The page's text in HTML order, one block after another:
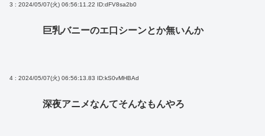
3 : 2024/05/07(火) 06:56:11.22 ID:dFV8sa2b0
巨乳バニーのエ口シーンとか無いんか
4 : 2024/05/07(火) 06:56:13.83 ID:kS0vMHBAd
深夜アニメなんてそんなもんやろ